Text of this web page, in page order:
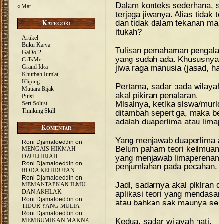
« Mar
Kategori
Artikel
Buku Karya
GaDo-2
GiTsMe
Grand Idea
Khutbah Jum'at
Kliping
Mutiara Bijak
Puisi
Seri Solusi
Thinking Skill
Komentar
Roni Djamaloeddin on
MENGAIS HIKMAH
DZULHIJJAH
Roni Djamaloeddin on
RODA KEHIDUPAN
Roni Djamaloeddin on
MEMANTAPKAN ILMU
DAN AKHLAK
Roni Djamaloeddin on
TIDUR YANG MULIA
Roni Djamaloeddin on
MEMBUMIKAN MAKNA
Dalam konteks sederhana,
terjaga jiwanya. Alias tidak
dan tidak dalam tekanan
itukah?
Tulisan pemahaman
yang sudah ada.
jiwa raga manusia (jasad,
Pertama, sadar pada
akal pikiran penalaran.
Misalnya, ketika siswa/
ditambah sepertiga, maka
adalah duaperlima atau
Yang menjawab
Belum paham teori
yang menjawab
penjumlahan pada pecahan.
Jadi, sadarnya akal pikiran
aplikasi teori yang
atau bahkan sak maunya
Kedua, sadar wilayah hati.